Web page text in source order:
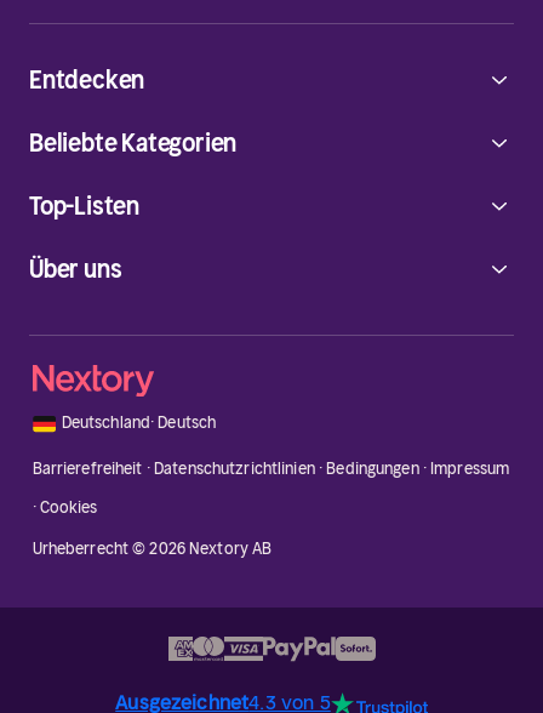
Über uns
Entdecken
Beliebte Kategorien
Top-Listen
🇩🇪 Deutschland·Deutsch
Barrierefreiheit ·Datenschutzrichtlinien·Bedingungen· Impressum
·Cookies
Urheberrecht © 2026 Nextory AB
Ausgezeichnet4.3 von 5